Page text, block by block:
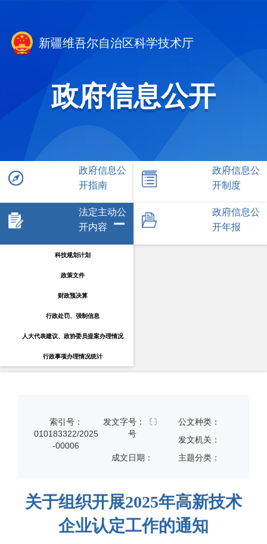
新疆维吾尔自治区科学技术厅
政府信息公开
政府信息公
开指南
政府信息公
开制度
法定主动公
开内容
科技规划计划
政策文件
财政预决算
行政处罚、强制信息
人大代表建议、政协委员提案办理情况
行政事项办理情况统计
政府信息公
开年报
索引号：
010183322/2025
-00006
发文字号：〔〕
号
公文种类：
发文机关：
成文日期：
主题分类：
关于组织开展2025年高新技术
企业认定工作的通知